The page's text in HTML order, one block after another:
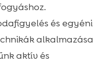
és egyéni
alkalmazása
aktív és